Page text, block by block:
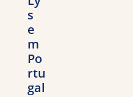
s
e
m
Po
rtu
gal